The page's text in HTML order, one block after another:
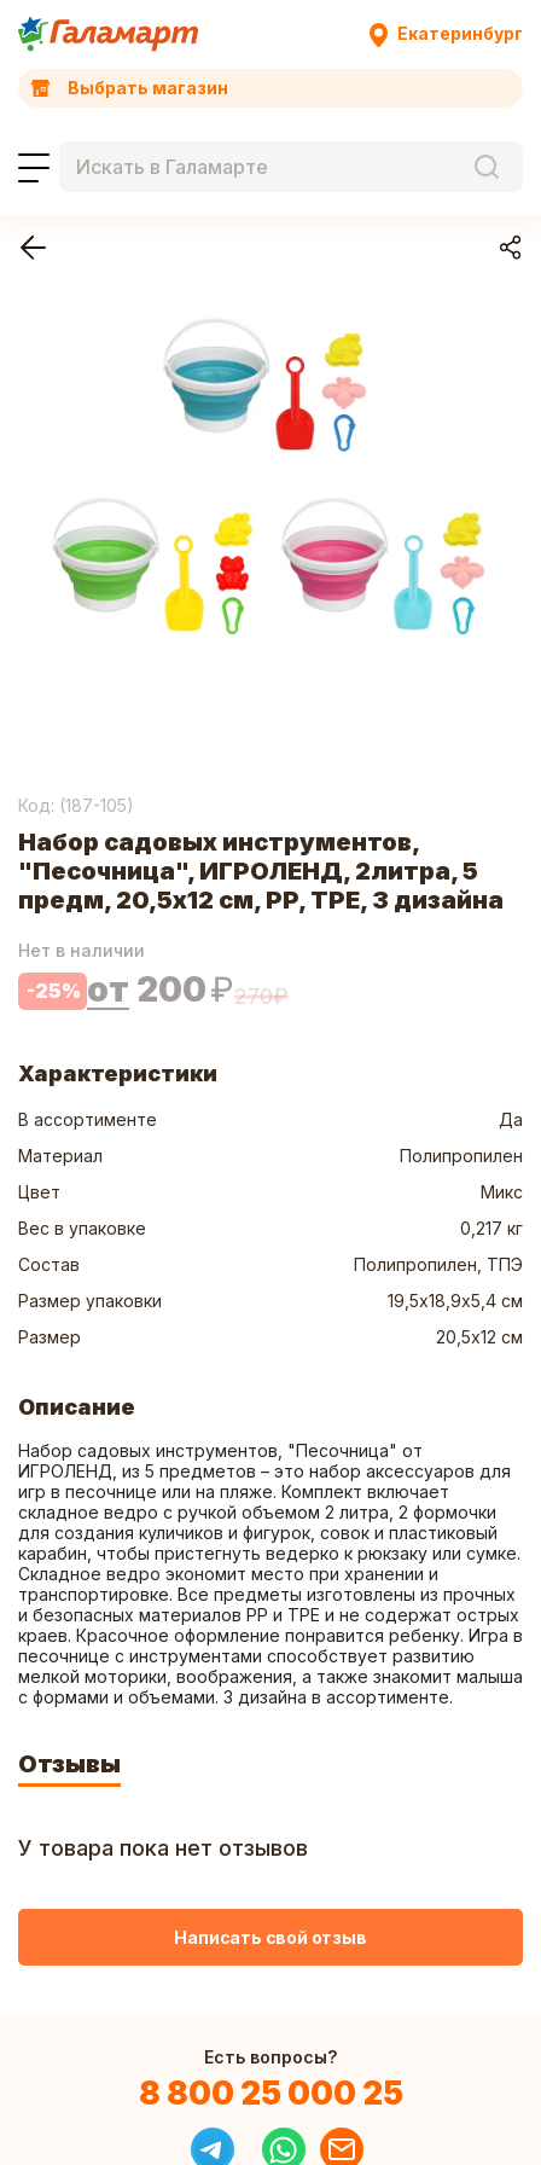
Екатеринбург
Выбрать магазин
Код: (187-105)
Набор садовых инструментов,
"Песочница", ИГРОЛЕНД, 2литра, 5
предм, 20,5х12 см, PP, TPE, 3 дизайна
Нет в наличии
-25% от 200₽270₽
Характеристики
В ассортименте
Да
Материал
Полипропилен
Цвет
Микс
Вес в упаковке
0,217 кг
Состав
Полипропилен, ТПЭ
Размер упаковки
19,5х18,9х5,4 см
Размер
20,5х12 см
Описание
Набор садовых инструментов, "Песочница" от
ИГРОЛЕНД, из 5 предметов – это набор аксессуаров для
игр в песочнице или на пляже. Комплект включает
складное ведро с ручкой объемом 2 литра, 2 формочки
для создания куличиков и фигурок, совок и пластиковый
карабин, чтобы пристегнуть ведерко к рюкзаку или сумке.
Складное ведро экономит место при хранении и
транспортировке. Все предметы изготовлены из прочных
и безопасных материалов PP и TPE и не содержат острых
краев. Красочное оформление понравится ребенку. Игра в
песочнице с инструментами способствует развитию
мелкой моторики, воображения, а также знакомит малыша
с формами и объемами. 3 дизайна в ассортименте.
Отзывы
У товара пока нет отзывов
Написать свой отзыв
Есть вопросы?
8 800 25 000 25